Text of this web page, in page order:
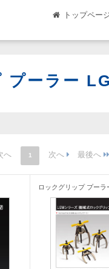
トップペー
プーラー
1
ロックグリップ プー